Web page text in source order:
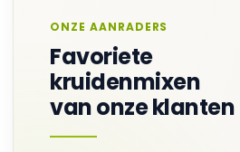
ONZE AANRADERS
Favoriete
kruidenmixen
van onze klanten